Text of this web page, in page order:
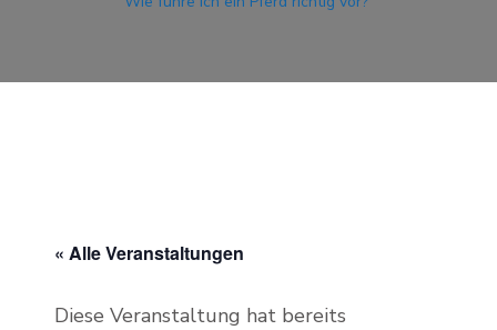
« Alle Veranstaltungen
Diese Veranstaltung hat bereits